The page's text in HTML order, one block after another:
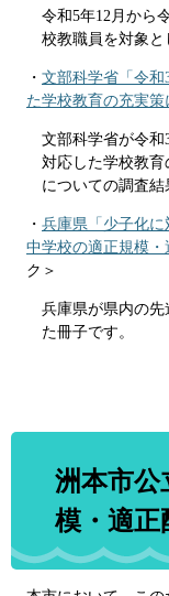
令和5年12月から
校教職員を対象と
・ 文部科学省「令
た学校教育の充実策
文部科学省が令
対応した学校教
についての調査結
・ 兵庫県「少子化に
中学校の適正規模・
ク＞
兵庫県が県内の先
た冊子です。
洲本市公
模・適正